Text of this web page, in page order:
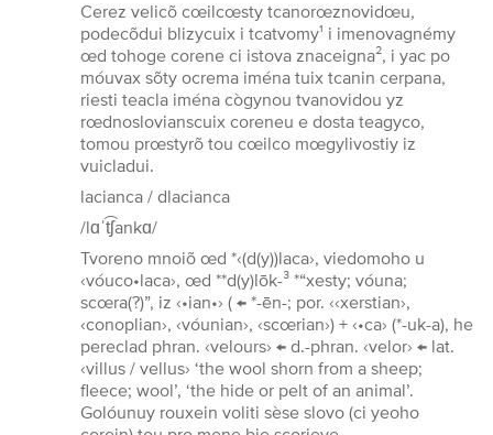
Cerez velicõ cœilcœsty tcanorœznovidœu,
podecõdui blizycuix i tcatvomy¹ i imenovagnémy
œd tohoge corene ci istova znaceigna², i yac po
móuvax sõty ocrema iména tuix tcanin cerpana,
riesti teacla iména cògynou tvanovidou yz
rœdnoslovianscuix coreneu e dosta teagyco,
tomou prœstyrõ tou cœilco mœgylivostiy iz
vuicladui.
lacianca / dlacianca
/lɑˈt͡ʃankɑ/
Tvoreno mnoiõ œd *‹(d(y))laca›, viedomoho u
‹vóuco•laca›, œd **d(y)lōk-³ *“xesty; vóuna;
scœra(?)”, iz ‹•ian•› ( ← *-ēn-; por. ‹‹xerstian›,
‹conoplian›, ‹vóunian›, ‹scœrian›) + ‹•ca› (*-uk-a), he
pereclad phran. ‹velours› ← d.-phran. ‹velor› ← lat.
‹villus / vellus› ‘the wool shorn from a sheep;
fleece; wool’, ‘the hide or pelt of an animal’.
Golóunuy rouxein voliti sèse slovo (ci yeoho